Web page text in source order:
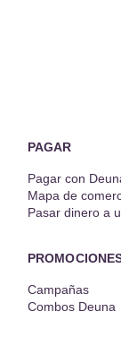
PAGAR
Pagar con
Mapa de
Pasar dinero a
Campañas
Combos Deuna